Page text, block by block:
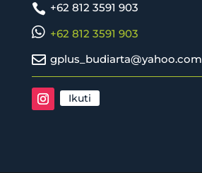
 +62 812 3591 903
 +62 812 3591 903
 gplus_budiarta@yahoo.com
Ikuti